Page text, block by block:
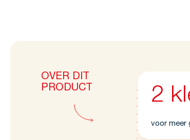
OVER DIT
PRODUCT
2
voor meer